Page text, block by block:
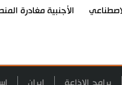
الأجنبية مغادرة
برامج الاذاعة ايران